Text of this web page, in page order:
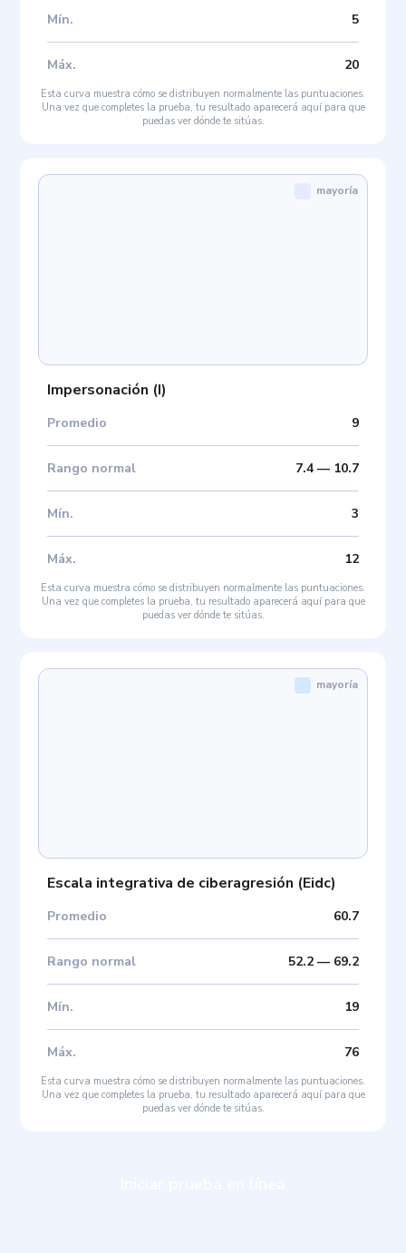
Mín. 5
Máx. 20
Esta curva muestra cómo se distribuyen normalmente las puntuaciones.
Una vez que completes la prueba, tu resultado aparecerá aquí para que
puedas ver dónde te sitúas.
Impersonación (I)
Promedio 9
Rango normal 7.4— 10.7
Mín. 3
Máx. 12
mayoría
Esta curva muestra cómo se distribuyen normalmente las puntuaciones.
Una vez que completes la prueba, tu resultado aparecerá aquí para que
puedas ver dónde te sitúas.
Escala integrativa de ciberagresión (Eidc)
Promedio 60.7
Rango normal 52.2— 69.2
Mín. 19
Máx. 76
mayoría
Esta curva muestra cómo se distribuyen normalmente las puntuaciones.
Una vez que completes la prueba, tu resultado aparecerá aquí para que
puedas ver dónde te sitúas.